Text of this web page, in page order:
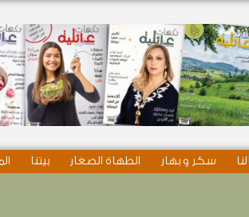
سكر و بهار الطهاة الصغار بيتنا